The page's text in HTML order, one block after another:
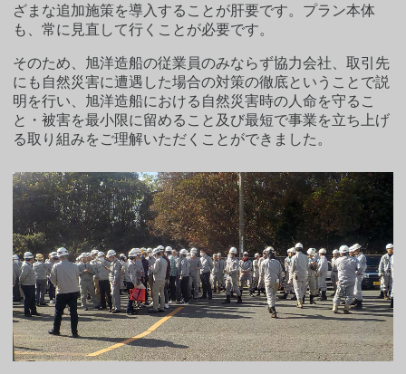
ざまな追加施策を導入することが肝要です。プラン本体
も、常に見直して行くことが必要です。
そのため、旭洋造船の従業員のみならず協力会社、取引先
にも自然災害に遭遇した場合の対策の徹底ということで説
明を行い、旭洋造船における自然災害時の人命を守るこ
と・被害を最小限に留めること及び最短で事業を立ち上げ
る取り組みをご理解いただくことができました。